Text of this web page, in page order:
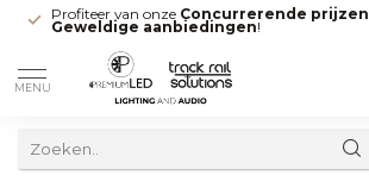
Profiteer van onze Concurrerende prijzen
Geweldige aanbiedingen!
MENU